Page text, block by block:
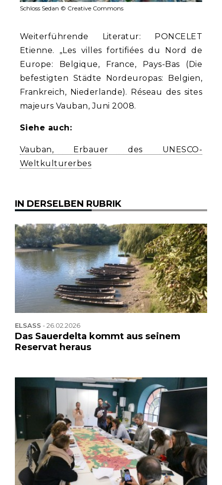
Schloss Sedan © Creative Commons
Weiterführende Literatur: PONCELET
Etienne. „Les villes fortifiées du Nord de
Europe: Belgique, France, Pays-Bas (Die
befestigten Städte Nordeuropas: Belgien,
Frankreich, Niederlande). Réseau des sites
majeurs Vauban, Juni 2008.
Siehe auch:
Vauban, Erbauer des UNESCO-
Weltkulturerbes
IN DERSELBEN RUBRIK
ELSASS -26.02.2026
Das Sauerdelta kommt aus seinem
Reservat heraus